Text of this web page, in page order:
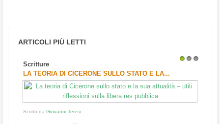
ARTICOLI PIÙ LETTI
Scritture
LA TEORIA DI CICERONE SULLO STATO E LA...
Scritto da Giovanni Teresi